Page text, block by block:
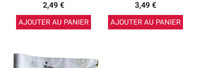
2,49 €
AJOUTER AU PANIER
3,49 €
AJOUTER AU PANIER